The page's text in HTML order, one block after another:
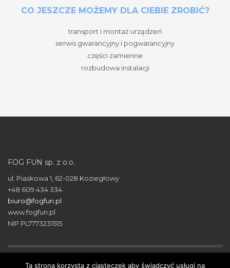
CO JESZCZE MOŻEMY DLA CIEBIE ZROBIĆ?
transport i montaż urządzeń
serwis gwarancyjny i pogwarancyjny
części zamienne
rozbudowa instalacji
FOG FUN sp. z o.o.
ul. Piaskowa 1, 62-028 Koziegłowy
+48 609 434 334
biuro@fogfun.pl
www.fogfun.pl
NIP PL7773231515
Ta strona korzysta z ciasteczek aby świadczyć usługi na